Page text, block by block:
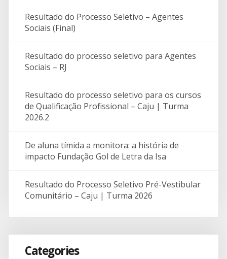
Resultado do Processo Seletivo – Agentes
Sociais (Final)
Resultado do processo seletivo para Agentes
Sociais – RJ
Resultado do processo seletivo para os cursos
de Qualificação Profissional – Caju | Turma
2026.2
De aluna tímida a monitora: a história de
impacto Fundação Gol de Letra da Isa
Resultado do Processo Seletivo Pré-Vestibular
Comunitário – Caju | Turma 2026
Categories